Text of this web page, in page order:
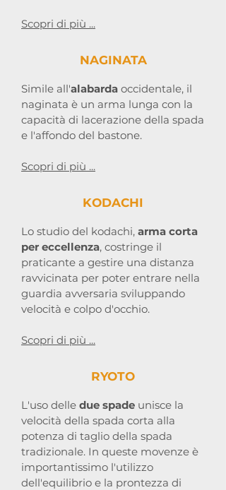
Scopri di più ...
NAGINATA
Simile all'alabarda occidentale, il
naginata è un arma lunga con la
capacità di lacerazione della spada
e l'affondo del bastone.
Scopri di più ...
KODACHI
Lo studio del kodachi, arma corta
per eccellenza, costringe il
praticante a gestire una distanza
ravvicinata per poter entrare nella
guardia avversaria sviluppando
velocità e colpo d'occhio.
Scopri di più ...
RYOTO
L'uso delle due spade unisce la
velocità della spada corta alla
potenza di taglio della spada
tradizionale. In queste movenze è
importantissimo l'utilizzo
dell'equilibrio e la prontezza di